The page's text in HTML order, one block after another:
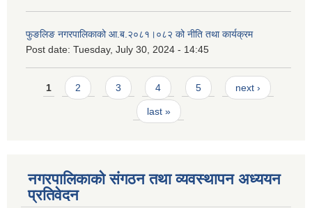
फुङलिङ नगरपालिकाको आ.ब.२०८१।०८२ को नीति तथा कार्यक्रम
Post date: Tuesday, July 30, 2024 - 14:45
Pages
1 2 3 4 5 next ›
last »
नगरपालिकाको संगठन तथा व्यवस्थापन अध्ययन
प्रतिवेदन